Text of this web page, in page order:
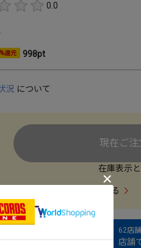
0.0
還元 998pt
況 について
現在ご
在庫表示
この商品を出品する
62店
店舗